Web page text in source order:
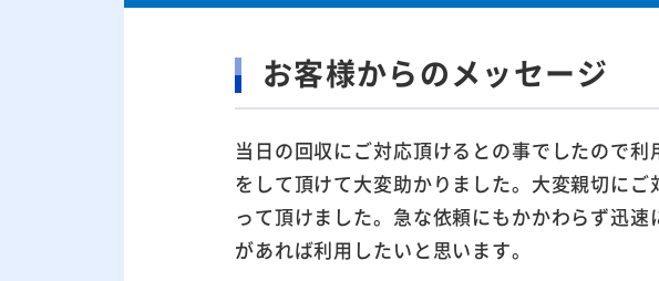
お客様からのメッセージ
当日の回収にご対応頂けるとの事でしたので
をして頂けて大変助かりました。大変親切に
って頂けました。急な依頼にもかかわらず迅
があれば利用したいと思います。